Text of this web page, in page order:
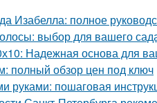
Изабелла: полное
выбор для вашего
Надежная основа для
полный обзор цен под ключ
руками: пошаговая